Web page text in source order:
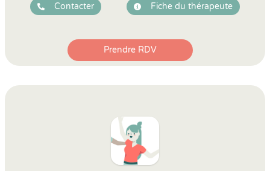
Contacter Fiche du thérapeute
Prendre RDV